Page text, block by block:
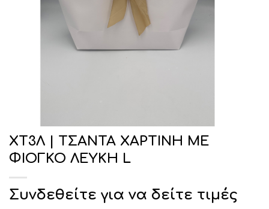
ΧΤ3Λ | ΤΣΑΝΤΑ ΧΑΡΤΙΝΗ ΜΕ
ΦΙΟΓΚΟ ΛΕΥΚΗ L
Συνδεθείτε για να δείτε τιμές